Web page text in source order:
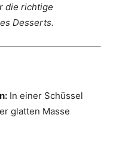
die richtige
Desserts.
In einer Schüssel
glatten Masse